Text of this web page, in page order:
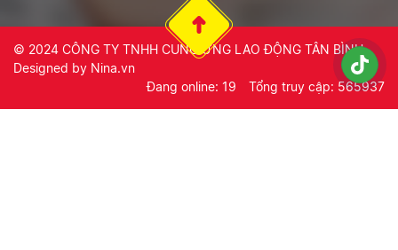
© 2024 CÔNG TY TNHH CUNG ỨNG LAO ĐỘNG TÂN BÌNH.
Designed by Nina.vn
Đang online: 19
Tổng truy cập: 565937